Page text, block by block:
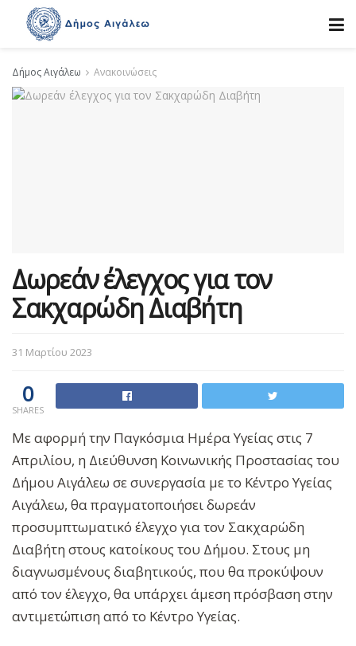
Δήμος Αιγάλεω Ανακοινώσεις
Δωρεάν έλεγχος για τον
Σακχαρώδη Διαβήτη
31 Μαρτίου 2023
0
SHARES
Με αφορμή την Παγκόσμια Ημέρα Υγείας στις 7
Απριλίου, η Διεύθυνση Κοινωνικής Προστασίας του
Δήμου Αιγάλεω σε συνεργασία με το Κέντρο Υγείας
Αιγάλεω, θα πραγματοποιήσει δωρεάν
προσυμπτωματικό έλεγχο για τον Σακχαρώδη
Διαβήτη στους κατοίκους του Δήμου. Στους μη
διαγνωσμένους διαβητικούς, που θα προκύψουν
από τον έλεγχο, θα υπάρχει άμεση πρόσβαση στην
αντιμετώπιση από το Κέντρο Υγείας.